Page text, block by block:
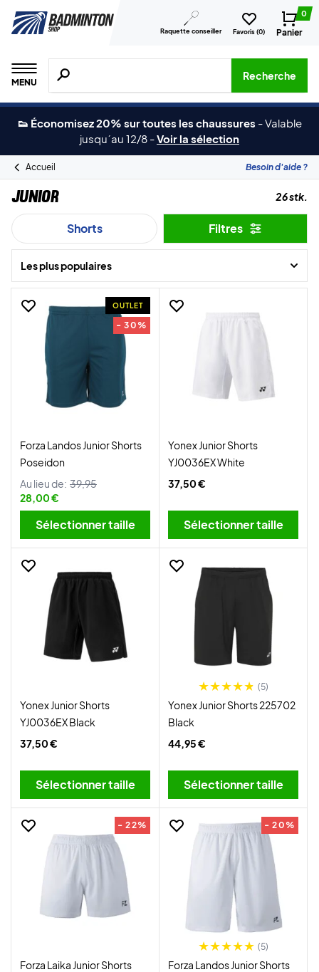
Raquette conseiller Favoris (0)
0
Panier
MENU
Recherche de produits, de marques, etc.
Recherche
👟 Économisez 20% sur toutes les chaussures -Valable
jusqu´au 12/8 -Voir la sélection
Accueil Besoin d'aide ?
Junior 26 stk.
Shorts Filtres
Les plus populaires
OUTLET
- 30%
Forza Landos Junior Shorts
Poseidon
Au lieu de: 39,95
28,00 €
Sélectionner taille
Yonex Junior Shorts
YJ0036EX White
37,50 €
Sélectionner taille
Yonex Junior Shorts
YJ0036EX Black
37,50 €
Sélectionner taille
(5)
Yonex Junior Shorts 225702
Black
44,95 €
Sélectionner taille
- 22%
Forza Laika Junior Shorts
- 20%
(5)
Forza Landos Junior Shorts